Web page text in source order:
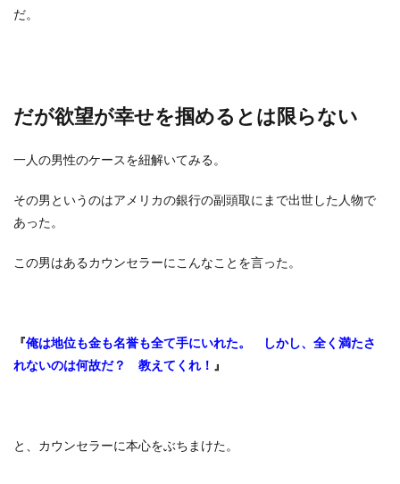
だ。
だが欲望が幸せを掴めるとは限らない
一人の男性のケースを紐解いてみる。
その男というのはアメリカの銀行の副頭取にまで出世した人物で
あった。
この男はあるカウンセラーにこんなことを言った。
『俺は地位も金も名誉も全て手にいれた。 しかし、全く満たさ
れないのは何故だ？ 教えてくれ！ 』
と、カウンセラーに本心をぶちまけた。